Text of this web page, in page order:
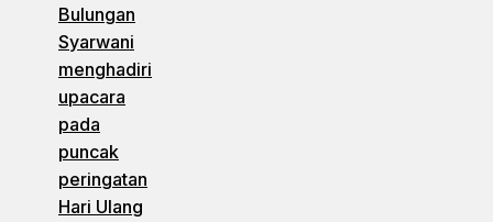
Bulungan
Syarwani
menghadiri
upacara
pada
puncak
peringatan
Hari Ulang